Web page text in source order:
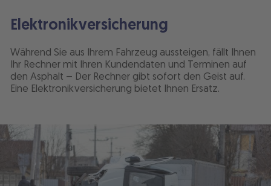
Elektronikversicherung
Während Sie aus Ihrem Fahrzeug aussteigen, fällt Ihnen
Ihr Rechner mit Ihren Kundendaten und Terminen auf
den Asphalt – Der Rechner gibt sofort den Geist auf.
Eine Elektronikversicherung bietet Ihnen Ersatz.